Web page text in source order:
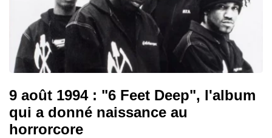
9 août 1994 : "6 Feet Deep", l'album
qui a donné naissance au
horrorcore